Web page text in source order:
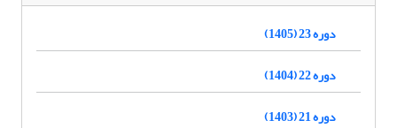
دوره 23 (1405)
دوره 22 (1404)
دوره 21 (1403)